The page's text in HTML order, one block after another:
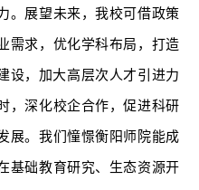
。展望未来，我校可借政策
需求，优化学科布局，打造
设，加大高层次人才引进力
，深化校企合作，促进科研
展。我们憧憬衡阳师院能成
基础教育研究、生态资源开